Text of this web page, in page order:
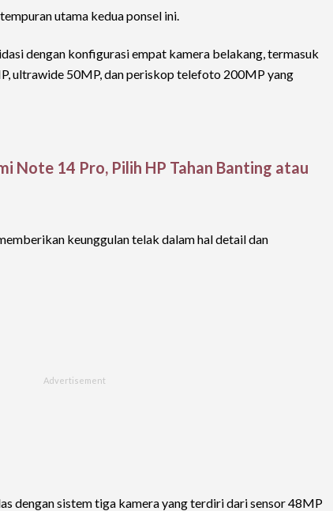
utama kedua ponsel ini.
dengan konfigurasi empat kamera belakang, termasuk
ultrawide 50MP, dan periskop telefoto 200MP yang
Note 14 Pro, Pilih HP Tahan Banting atau
keunggulan telak dalam hal detail dan
dengan sistem tiga kamera yang terdiri dari sensor 48MP